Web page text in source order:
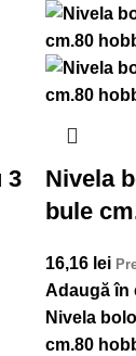
3
Nivela
bule
16,16 lei
Adaugă în
Nivela
cm.80